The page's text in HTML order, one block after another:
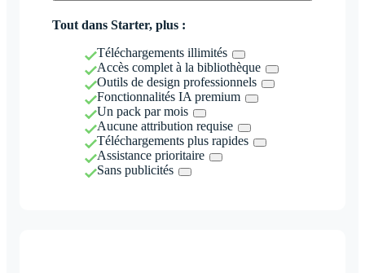
Tout dans Starter, plus :
Téléchargements illimités
Accès complet à la bibliothèque
Outils de design professionnels
Fonctionnalités IA premium
Un pack par mois
Aucune attribution requise
Téléchargements plus rapides
Assistance prioritaire
Sans publicités